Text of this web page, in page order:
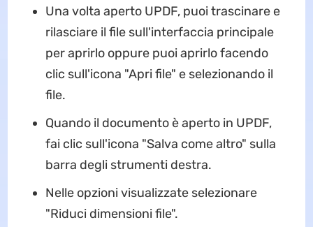
Una volta aperto UPDF, puoi trascinare e
rilasciare il file sull'interfaccia principale
per aprirlo oppure puoi aprirlo facendo
clic sull'icona "Apri file" e selezionando il
file.
Quando il documento è aperto in UPDF,
fai clic sull'icona "Salva come altro" sulla
barra degli strumenti destra.
Nelle opzioni visualizzate selezionare
"Riduci dimensioni file".